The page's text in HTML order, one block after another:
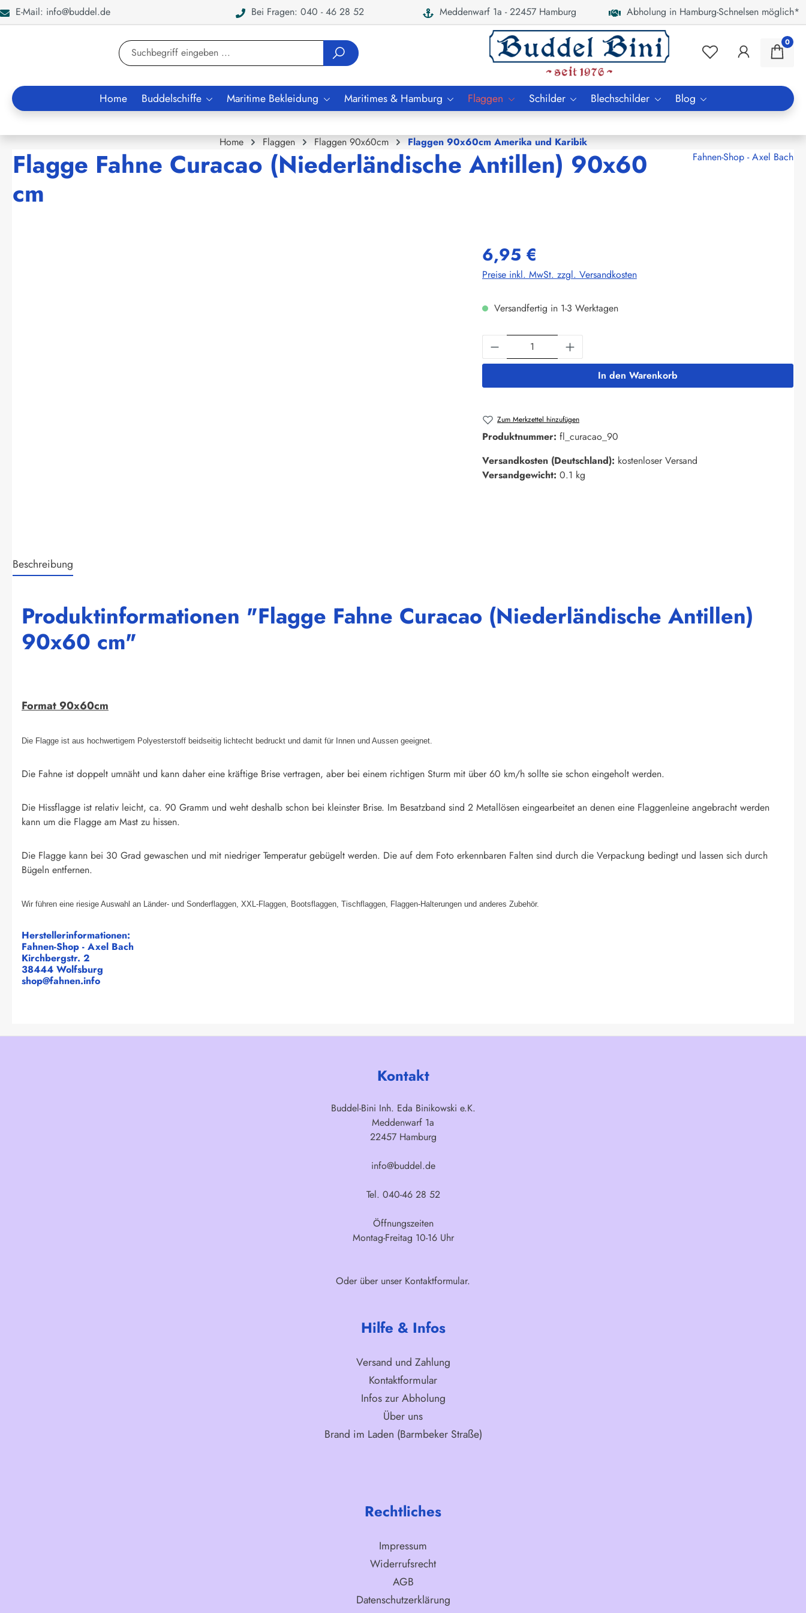
Zur Suche springen
E-Mail: info@buddel.de Bei Fragen: 040 - 46 28 52 Meddenwarf 1a - 22457 Hamburg Abholung in Hamburg-Schnelsen möglich*
0
Home Buddelschiffe Maritime Bekleidung Maritimes & Hamburg Flaggen Schilder Blechschilder Blog
Home Flaggen Flaggen 90x60cm Flaggen 90x60cm Amerika und Karibik
Flagge Fahne Curacao (Niederländische Antillen) 90x60
cm
Fahnen-Shop - Axel Bach
6,95 €
Preise inkl. MwSt. zzgl. Versandkosten
Versandfertig in 1-3 Werktagen
Produkt Anzahl: Gib den gewünschten Wert ein
In den Warenkorb
Zum Merkzettel hinzufügen
Produktnummer: fl_curacao_90
Versandkosten (Deutschland): kostenloser Versand
Versandgewicht: 0.1 kg
Beschreibung
Produktinformationen "Flagge Fahne Curacao (Niederländische Antillen)
90x60 cm"
Format 90x60cm
Die Flagge ist aus hochwertigem Polyesterstoff beidseitig lichtecht bedruckt und damit für Innen und Aussen geeignet.
Die Fahne ist doppelt umnäht und kann daher eine kräftige Brise vertragen, aber bei einem richtigen Sturm mit über 60 km/h sollte sie schon eingeholt werden.
Die Hissflagge ist relativ leicht, ca. 90 Gramm und weht deshalb schon bei kleinster Brise. Im Besatzband sind 2 Metallösen eingearbeitet an denen eine Flaggenleine angebracht werden
kann um die Flagge am Mast zu hissen.
Die Flagge kann bei 30 Grad gewaschen und mit niedriger Temperatur gebügelt werden. Die auf dem Foto erkennbaren Falten sind durch die Verpackung bedingt und lassen sich durch
Bügeln entfernen.
Wir führen eine riesige Auswahl an Länder- und Sonderflaggen, XXL-Flaggen, Bootsflaggen, Tischflaggen, Flaggen-Halterungen und anderes Zubehör.
Herstellerinformationen:
Fahnen-Shop - Axel Bach
Kirchbergstr. 2
38444 Wolfsburg
shop@fahnen.info
Kontakt
Buddel-Bini Inh. Eda Binikowski e.K.
Meddenwarf 1a
22457 Hamburg
info@buddel.de
Tel. 040-46 28 52
Öffnungszeiten
Montag-Freitag 10-16 Uhr
Oder über unser Kontaktformular.
Hilfe & Infos
Versand und Zahlung
Kontaktformular
Infos zur Abholung
Über uns
Brand im Laden (Barmbeker Straße)
Rechtliches
Impressum
Widerrufsrecht
AGB
Datenschutzerklärung